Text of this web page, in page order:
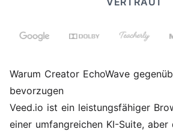
Warum Creator EchoWave
bevorzugen
Veed.io ist ein leistungsfähiger
einer umfangreichen KI-Suite,